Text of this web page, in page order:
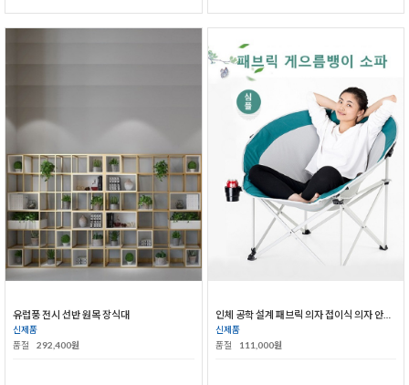
유럽풍 전시 선반 원목 장식대
신제품
품절
292,400원
인체 공학 설계 패브릭 의자 접이식 의자 안락 의자
신제품
품절
111,000원